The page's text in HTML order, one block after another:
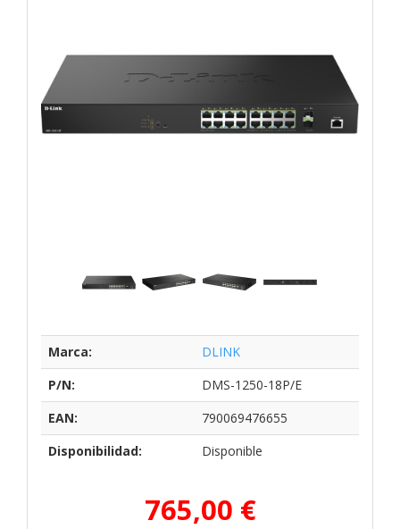
Marca:
DLINK
P/N:
DMS-1250-18P/E
EAN:
790069476655
Disponibilidad:
Disponible
765,00 €